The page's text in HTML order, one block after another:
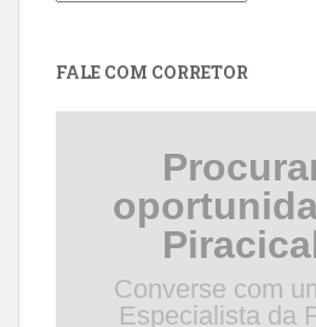
FALE COM CORRETOR
Converse com
Especialista da